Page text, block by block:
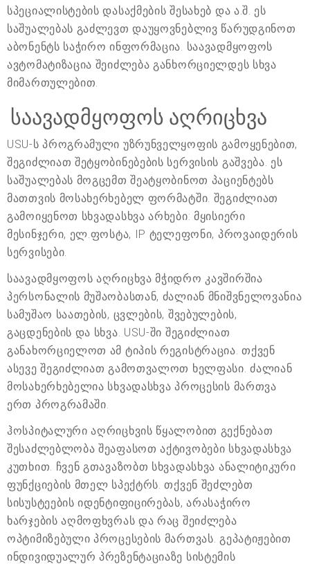
სპეციალისტების დასაქმების შესახებ და ა.შ. ეს
საშუალებას გაძლევთ დაუყოვნებლივ წარუდგინოთ
აბონენტს საჭირო ინფორმაცია. საავადმყოფოს
ავტომატიზაცია შეიძლება განხორციელდეს სხვა
მიმართულებით.
საავადმყოფოს აღრიცხვა
USU-ს პროგრამული უზრუნველყოფის გამოყენებით,
შეგიძლიათ შეტყობინებების სერვისის გაშვება. ეს
საშუალებას მოგცემთ შეატყობინოთ პაციენტებს
მათთვის მოსახერხებელ ფორმატში. შეგიძლიათ
გამოიყენოთ სხვადასხვა არხები: მყისიერი
მესინჯერი, ელ.ფოსტა, IP ტელეფონი, პროვაიდერის
სერვისები.
საავადმყოფოს აღრიცხვა მჭიდრო კავშირშია
პერსონალის მუშაობასთან, ძალიან მნიშვნელოვანია
სამუშაო საათების, ცვლების, შვებულების,
გაცდენების და სხვა. USU-ში შეგიძლიათ
განახორციელოთ ამ ტიპის რეგისტრაცია. თქვენ
ასევე შეგიძლიათ გამოთვალოთ ხელფასი. ძალიან
მოსახერხებელია სხვადასხვა პროცესის მართვა
ერთ პროგრამაში.
ჰოსპიტალური აღრიცხვის წყალობით გექნებათ
შესაძლებლობა შეაფასოთ აქტივობები სხვადასხვა
კუთხით. ჩვენ გთავაზობთ სხვადასხვა ანალიტიკური
ფუნქციების მთელ სპექტრს. თქვენ შეძლებთ
სისუსტეების იდენტიფიცირებას, არასაჭირო
ხარჯების აღმოფხვრას და რაც შეიძლება
ოპტიმიზებული პროცესების მართვას. გეპატიჟებით
ინდივიდუალურ პრეზენტაციაზე სისტემის